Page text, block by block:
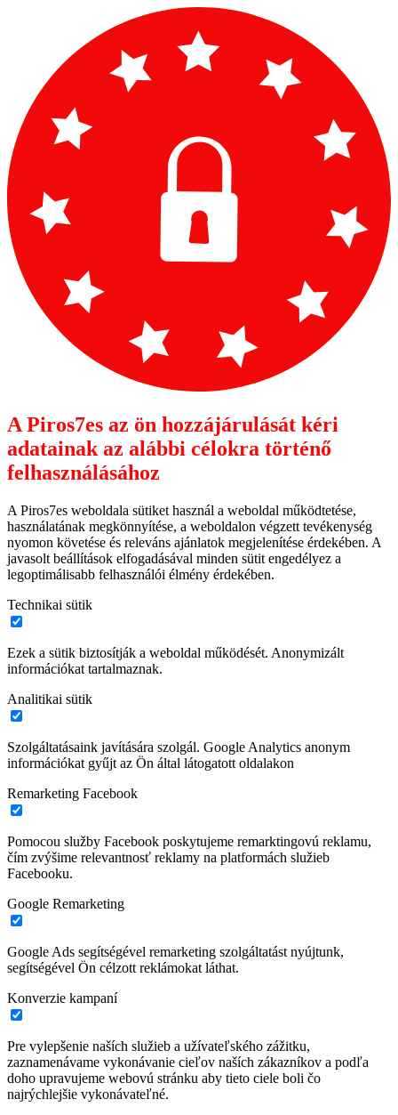
A Piros7es az ön hozzájárulását kéri
adatainak az alábbi célokra történő
felhasználásához
A Piros7es weboldala sütiket használ a weboldal működtetése,
használatának megkönnyítése, a weboldalon végzett tevékenység
nyomon követése és releváns ajánlatok megjelenítése érdekében. A
javasolt beállítások elfogadásával minden sütit engedélyez a
legoptimálisabb felhasználói élmény érdekében.
Technikai sütik
Ezek a sütik biztosítják a weboldal működését. Anonymizált
információkat tartalmaznak.
Analitikai sütik
Szolgáltatásaink javítására szolgál. Google Analytics anonym
információkat gyűjt az Ön által látogatott oldalakon
Remarketing Facebook
Pomocou služby Facebook poskytujeme remarktingovú reklamu,
čím zvýšime relevantnosť reklamy na platformách služieb
Facebooku.
Google Remarketing
Google Ads segítségével remarketing szolgáltatást nyújtunk,
segítségével Ön célzott reklámokat láthat.
Konverzie kampaní
Pre vylepšenie naších služieb a užívateľského zážitku,
zaznamenávame vykonávanie cieľov naších zákazníkov a podľa
doho upravujeme webovú stránku aby tieto ciele boli čo
najrýchlejšie vykonávateľné.